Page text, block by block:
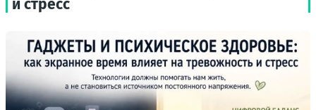
и стресс